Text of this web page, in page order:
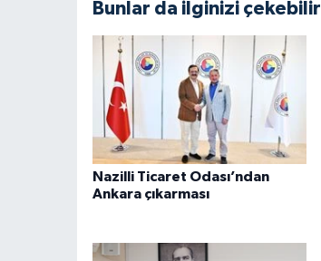
Bunlar da ilginizi çekebilir
Nazilli Ticaret Odası’ndan
Ankara çıkarması